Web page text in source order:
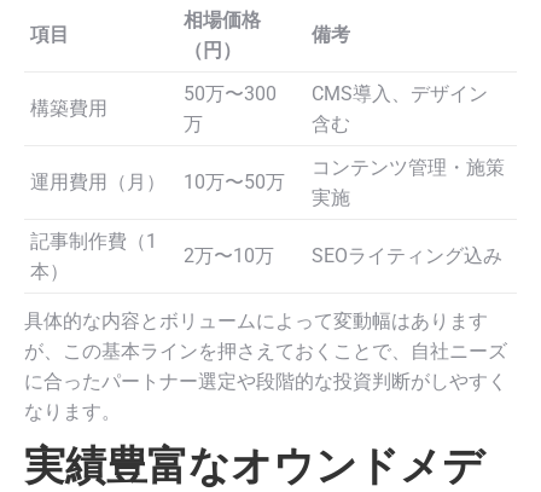
項目
相場価格
（円）
備考
構築費用
50万〜300
万
CMS導入、デザイン
含む
運用費用（月） 10万〜50万
コンテンツ管理・施策
実施
記事制作費（1
本）
2万〜10万 SEOライティング込み
具体的な内容とボリュームによって変動幅はあります
が、この基本ラインを押さえておくことで、自社ニーズ
に合ったパートナー選定や段階的な投資判断がしやすく
なります。
実績豊富なオウンドメデ